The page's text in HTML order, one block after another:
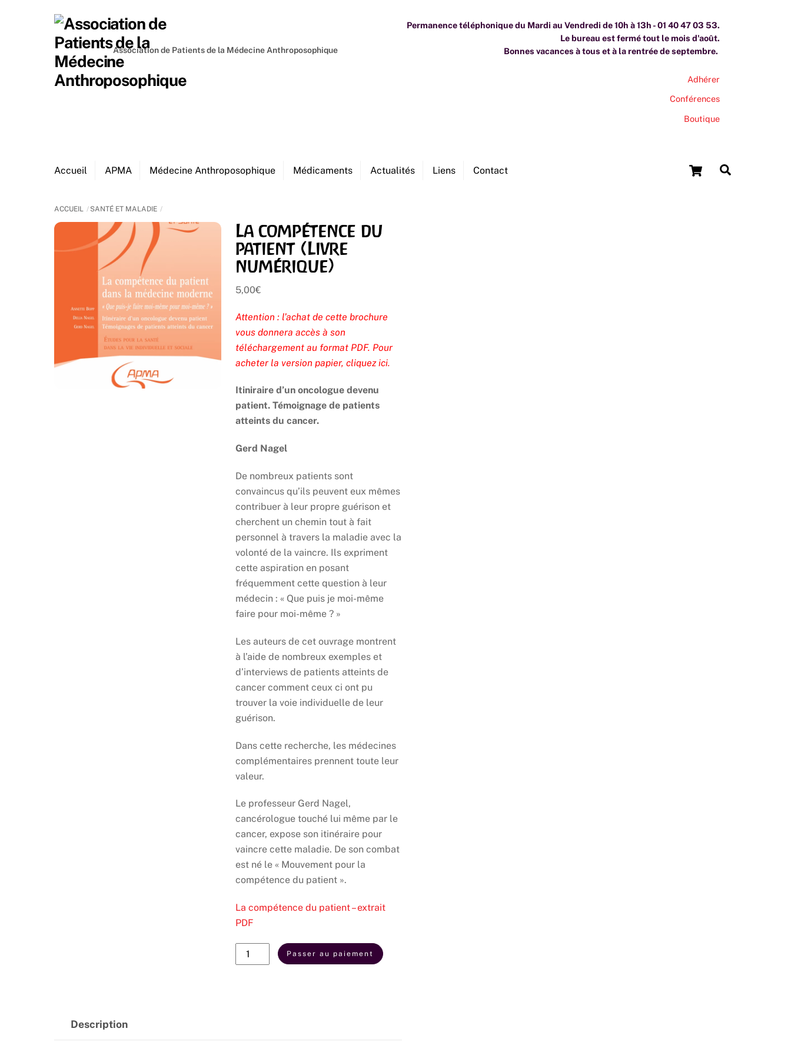
Association de Patients de la Médecine Anthroposophique
Cart
Accueil APMA Médecine Anthroposophique Médicaments Actualités Liens Contact
Permanence téléphonique du Mardi au Vendredi de 10h à 13h - 01 40 47 03 53.
Le bureau est fermé tout le mois d'août.
Bonnes vacances à tous et à la rentrée de septembre.
Adhérer
Conférences
Boutique
ACCUEIL SANTÉ ET MALADIE
La compétence du
patient (Livre
numérique)
5,00€
Attention : l’achat de cette brochure
vous donnera accès à son
téléchargement au format PDF. Pour
acheter la version papier, cliquez ici.
Itiniraire d’un oncologue devenu
patient. Témoignage de patients
atteints du cancer.
Gerd Nagel
De nombreux patients sont
convaincus qu’ils peuvent eux mêmes
contribuer à leur propre guérison et
cherchent un chemin tout à fait
personnel à travers la maladie avec la
volonté de la vaincre. Ils expriment
cette aspiration en posant
fréquemment cette question à leur
médecin : « Que puis je moi-même
faire pour moi-même ? »
Les auteurs de cet ouvrage montrent
à l’aide de nombreux exemples et
d’interviews de patients atteints de
cancer comment ceux ci ont pu
trouver la voie individuelle de leur
guérison.
Dans cette recherche, les médecines
complémentaires prennent toute leur
valeur.
Le professeur Gerd Nagel,
cancérologue touché lui même par le
cancer, expose son itinéraire pour
vaincre cette maladie. De son combat
est né le « Mouvement pour la
compétence du patient ».
La compétence du patient – extrait
PDF
quantité
de
Passer au paiement
Description